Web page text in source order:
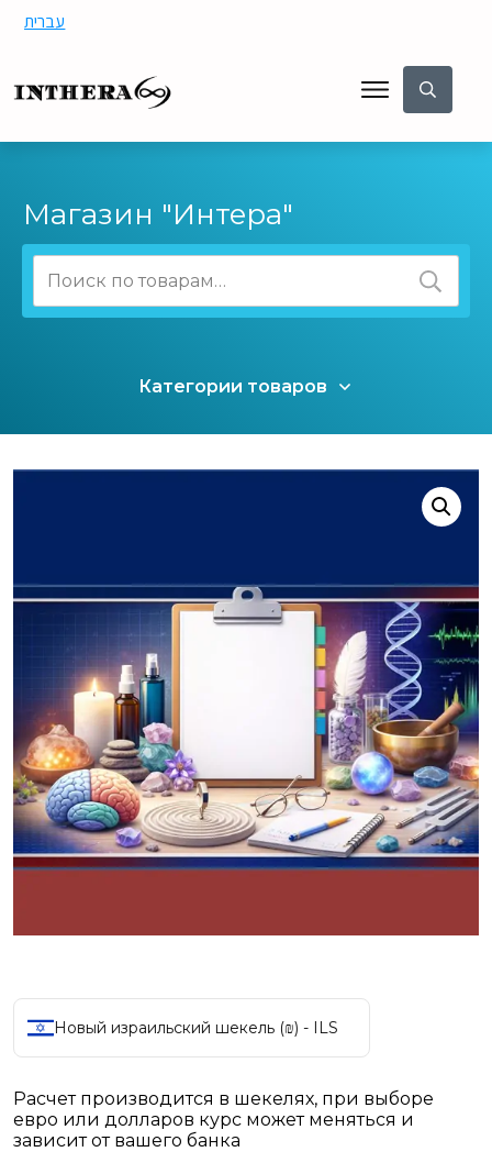
עברית
Магазин "Интера"
Категории товаров
Новый израильский шекель (₪) - ILS
Расчет производится в шекелях, при выборе
евро или долларов курс может меняться и
зависит от вашего банка